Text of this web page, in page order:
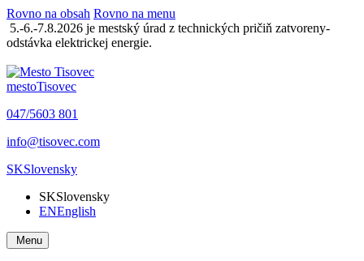
Rovno na obsah Rovno na menu
5.-6.-7.8.2026 je mestský úrad z technických pričiň zatvoreny-
odstávka elektrickej energie.
mestoTisovec
047/5603 801
info@tisovec.com
SKSlovensky
SKSlovensky
ENEnglish
Menu